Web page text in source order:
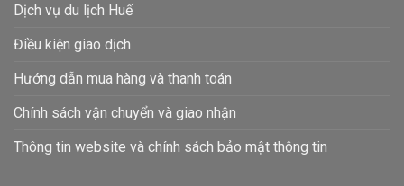
Dịch vụ du lịch Huế
Điều kiện giao dịch
Hướng dẫn mua hàng và thanh toán
Chính sách vận chuyển và giao nhận
Thông tin website và chính sách bảo mật thông tin